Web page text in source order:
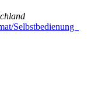
Selbstbedienung